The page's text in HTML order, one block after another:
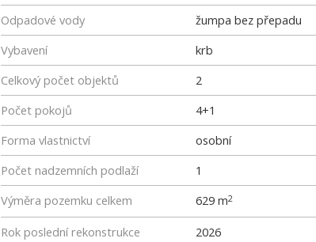
Odpadové vody
žumpa bez přepadu
Vybavení
krb
Celkový počet objektů
2
Počet pokojů
4+1
Forma vlastnictví
osobní
Počet nadzemních podlaží
1
Výměra pozemku celkem
629 m2
Rok poslední rekonstrukce
2026